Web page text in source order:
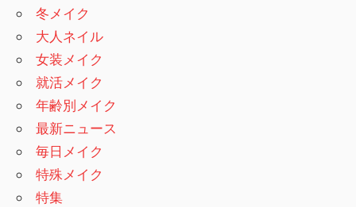
冬メイク
大人ネイル
女装メイク
就活メイク
年齢別メイク
最新ニュース
毎日メイク
特殊メイク
特集